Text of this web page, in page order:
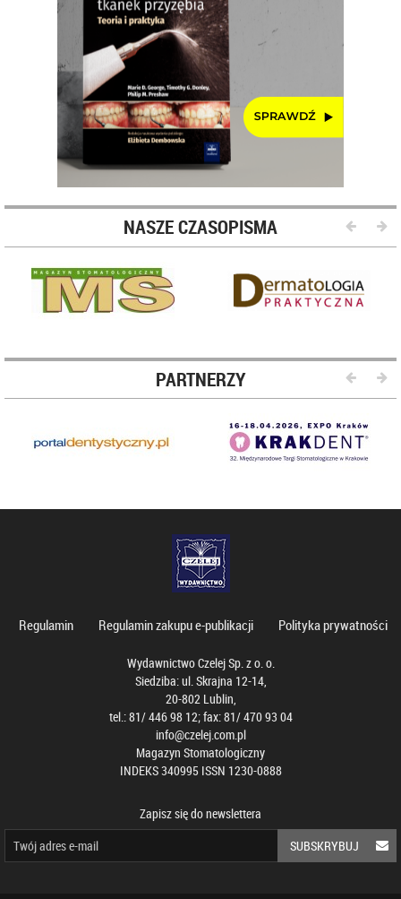
NASZE CZASOPISMA
PARTNERZY
Regulamin Regulamin zakupu e-publikacji Polityka prywatności
Wydawnictwo Czelej Sp. z o. o.
Siedziba: ul. Skrajna 12-14,
20-802 Lublin,
tel.: 81/ 446 98 12; fax: 81/ 470 93 04
info@czelej.com.pl
Magazyn Stomatologiczny
INDEKS 340995 ISSN 1230-0888
Zapisz się do newslettera
SUBSKRYBUJ